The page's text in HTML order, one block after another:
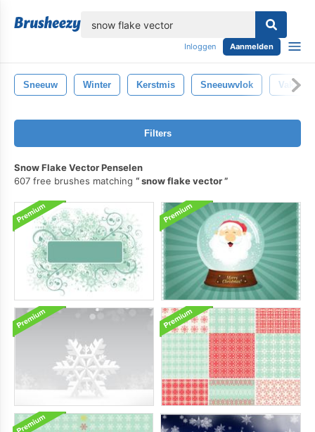
Inloggen Aanmelden
Sneeuw Winter Kerstmis Sneeuwvlok Vakantie
Filters
Snow Flake Vector Penselen
607 free brushes matching
snow flake vector